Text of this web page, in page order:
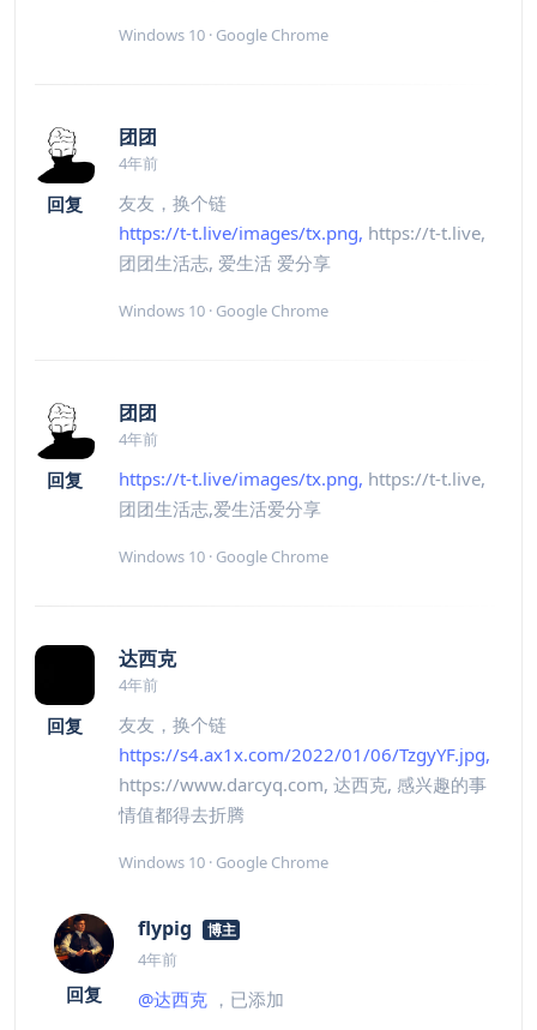
Windows 10 · Google Chrome
回复
团团
4年前
友友，换个链
https://t-t.live/images/tx.png, https://t-t.live,
团团生活志, 爱生活 爱分享
Windows 10 · Google Chrome
回复
团团
4年前
https://t-t.live/images/tx.png, https://t-t.live,
团团生活志,爱生活爱分享
Windows 10 · Google Chrome
回复
达西克
4年前
友友，换个链
https://s4.ax1x.com/2022/01/06/TzgyYF.jpg,
https://www.darcyq.com, 达西克, 感兴趣的事
情值都得去折腾
Windows 10 · Google Chrome
回复
flypig 博主
4年前
@达西克 ，已添加